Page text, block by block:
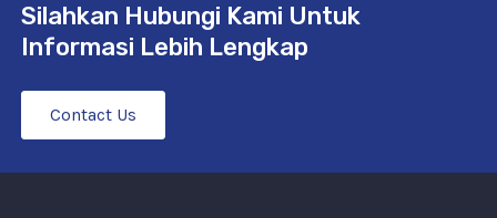
Silahkan Hubungi Kami Untuk
Informasi Lebih Lengkap
Contact Us